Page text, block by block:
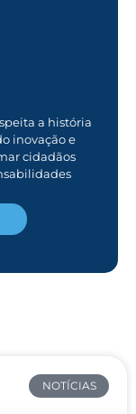
a história
inovação e
cidadãos
NOTÍCIAS